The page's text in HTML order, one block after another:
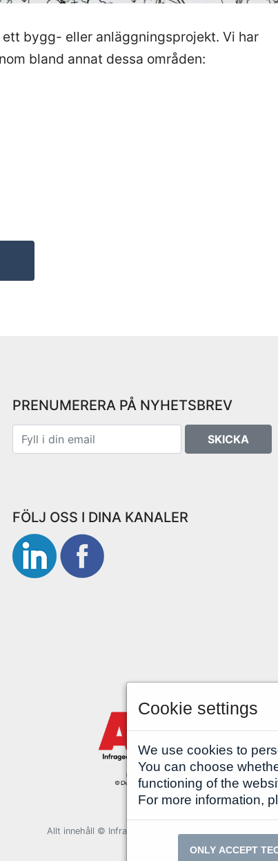
bygg- eller anläggningsprojekt. Vi har
bland annat dessa områden:
PRENUMERERA PÅ NYHETSBREV
SKICKA
FÖLJ OSS I DINA KANALER
Allt innehåll © InfraGeoTech 2025 om ej annat anges
Cookie settings
We use cookies to
You can choose
functioning of the
For more information,
ONLY ACCEPT